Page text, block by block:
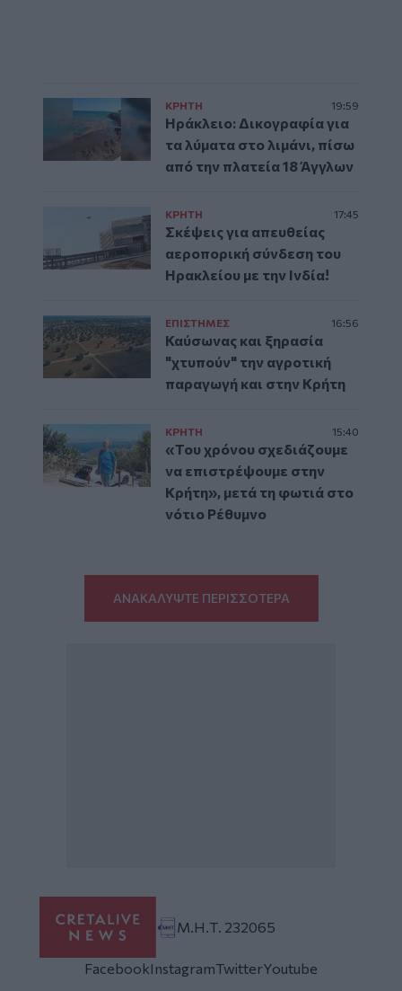
ΚΡΗΤΗ 19:59
Ηράκλειο: Δικογραφία για
τα λύματα στο λιμάνι, πίσω
από την πλατεία 18 Άγγλων
ΚΡΗΤΗ 17:45
Σκέψεις για απευθείας
αεροπορική σύνδεση του
Ηρακλείου με την Ινδία!
ΕΠΙΣΤΗΜΕΣ 16:56
Καύσωνας και ξηρασία
"χτυπούν" την αγροτική
παραγωγή και στην Κρήτη
ΚΡΗΤΗ 15:40
«Του χρόνου σχεδιάζουμε
να επιστρέψουμε στην
Κρήτη», μετά τη φωτιά στο
νότιο Ρέθυμνο
ΑΝΑΚΑΛΥΨΤΕ ΠΕΡΙΣΣΟΤΕΡΑ
Μ.Η.Τ. 232065
FacebookInstagramTwitterYoutube